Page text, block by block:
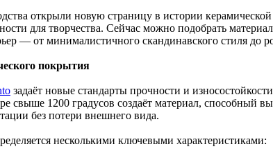
открыли новую страницу в истории
для творчества. Сейчас можно подобрать
— от минималистичного скандинавского стиля до
покрытия
задаёт новые стандарты прочности и
свыше 1200 градусов создаёт материал, способный
без потери внешнего вида.
несколькими ключевыми характеристиками: